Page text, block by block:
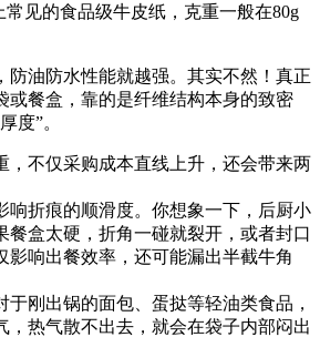
常见的食品级牛皮纸，克重一般在80g
防油防水性能就越强。其实不然！真正
或餐盒，靠的是纤维结构本身的致密
度”。
，不仅采购成本直线上升，还会带来两
响折痕的顺滑度。你想象一下，后厨小
餐盒太硬，折角一碰就裂开，或者封口
影响出餐效率，还可能漏出半截牛角
于刚出锅的面包、蛋挞等轻油类食品，
，热气散不出去，就会在袋子内部闷出